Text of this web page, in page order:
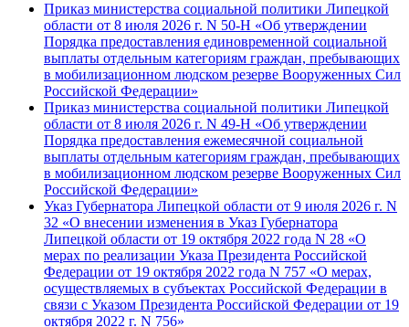
Приказ министерства социальной политики Липецкой
области от 8 июля 2026 г. N 50-Н «Об утверждении
Порядка предоставления единовременной социальной
выплаты отдельным категориям граждан, пребывающих
в мобилизационном людском резерве Вооруженных Сил
Российской Федерации»
Приказ министерства социальной политики Липецкой
области от 8 июля 2026 г. N 49-Н «Об утверждении
Порядка предоставления ежемесячной социальной
выплаты отдельным категориям граждан, пребывающих
в мобилизационном людском резерве Вооруженных Сил
Российской Федерации»
Указ Губернатора Липецкой области от 9 июля 2026 г. N
32 «О внесении изменения в Указ Губернатора
Липецкой области от 19 октября 2022 года N 28 «О
мерах по реализации Указа Президента Российской
Федерации от 19 октября 2022 года N 757 «О мерах,
осуществляемых в субъектах Российской Федерации в
связи с Указом Президента Российской Федерации от 19
октября 2022 г. N 756»